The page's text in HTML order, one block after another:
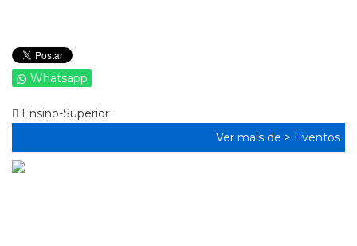
Whatsapp
Ensino-Superior
Ver mais de > Eventos